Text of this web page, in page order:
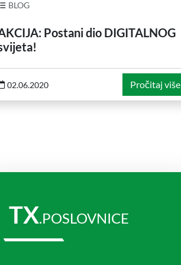
BLOG
Postani dio DIGITALNOG
02.06.2020 Pročitaj više
TX.POSLOVNICE